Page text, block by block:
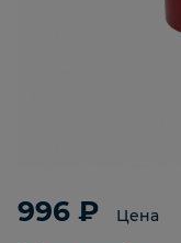
996 ₽ Цена